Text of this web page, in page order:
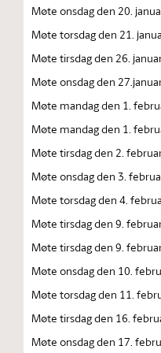
Møte onsdag den 20.
Møte torsdag den 21.
Møte tirsdag den 26.
Møte onsdag den
Møte mandag den 1.
Møte mandag den 1.
Møte tirsdag den 2.
Møte onsdag den 3.
Møte torsdag den 4.
Møte tirsdag den 9.
Møte tirsdag den 9.
Møte onsdag den 10.
Møte torsdag den 11.
Møte tirsdag den 16.
Møte onsdag den 17.